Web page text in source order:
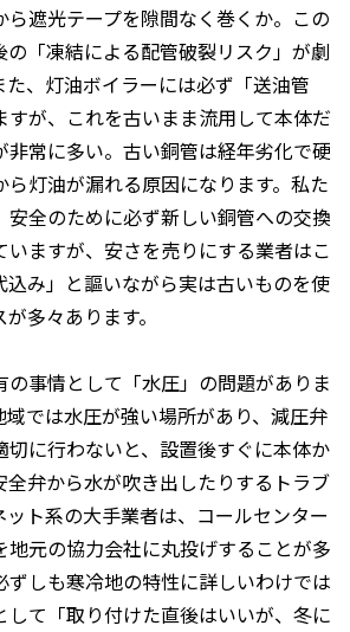
ら遮光テープを隙間なく巻くか。この
の「凍結による配管破裂リスク」が劇
た、灯油ボイラーには必ず「送油管
すが、これを古いまま流用して本体だ
非常に多い。古い銅管は経年劣化で硬
灯油が漏れる原因になります。私た
安全のために必ず新しい銅管への交換
いますが、安さを売りにする業者はこ
込み」と謳いながら実は古いものを使
多々あります。
の事情として「水圧」の問題がありま
域では水圧が強い場所があり、減圧弁
切に行わないと、設置後すぐに本体か
全弁から水が吹き出したりするトラブ
ト系の大手業者は、コールセンター
地元の協力会社に丸投げすることが多
ずしも寒冷地の特性に詳しいわけでは
して「取り付けた直後はいいが、冬に